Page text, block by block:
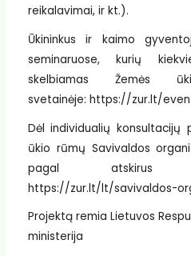
reikalavimai, ir kt.).
Ūkininkus ir kaimo
seminaruose, kurių
skelbiamas Žemės
svetainėje: https://zur.lt/
Dėl individualių konsultacijų
ūkio rūmų Savivaldos
pagal atskirus
https://zur.lt/lt/savivaldos-
Projektą remia Lietuvos
ministerija